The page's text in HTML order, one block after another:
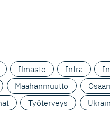
Ilmasto Infra
Maahanmuutto
Työterveys